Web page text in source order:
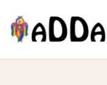
tartalomra